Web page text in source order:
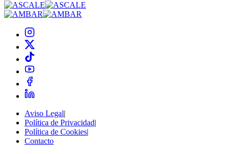
Aviso Legal|
Política de Privacidad|
Política de Cookies|
Contacto